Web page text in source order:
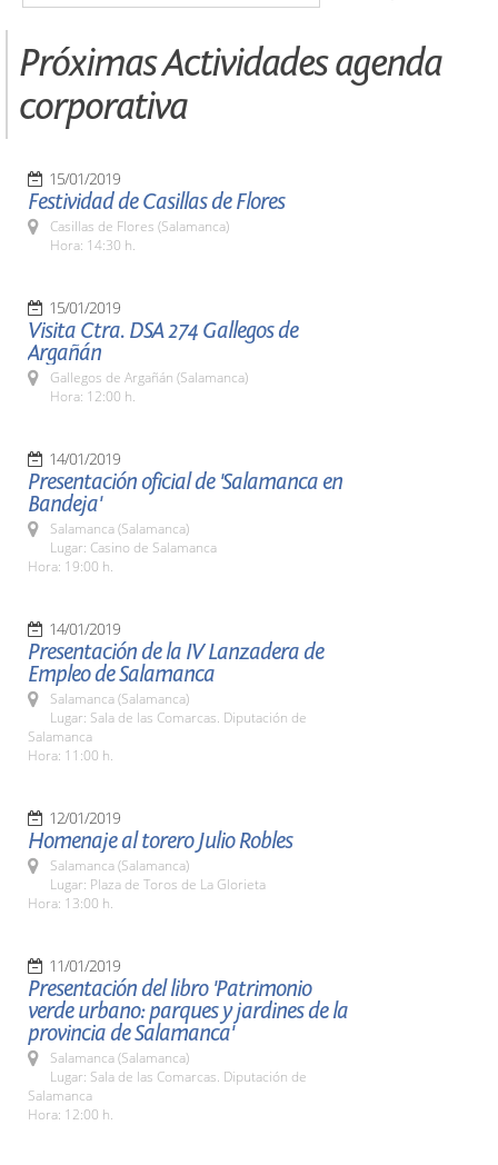
Próximas Actividades agenda
corporativa
15/01/2019
Festividad de Casillas de Flores
Casillas de Flores (Salamanca)
Hora: 14:30 h.
15/01/2019
Visita Ctra. DSA 274 Gallegos de
Argañán
Gallegos de Argañán (Salamanca)
Hora: 12:00 h.
14/01/2019
Presentación oficial de 'Salamanca en
Bandeja'
Salamanca (Salamanca)
Lugar: Casino de Salamanca
Hora: 19:00 h.
14/01/2019
Presentación de la IV Lanzadera de
Empleo de Salamanca
Salamanca (Salamanca)
Lugar: Sala de las Comarcas. Diputación de
Salamanca
Hora: 11:00 h.
12/01/2019
Homenaje al torero Julio Robles
Salamanca (Salamanca)
Lugar: Plaza de Toros de La Glorieta
Hora: 13:00 h.
11/01/2019
Presentación del libro 'Patrimonio
verde urbano: parques y jardines de la
provincia de Salamanca'
Salamanca (Salamanca)
Lugar: Sala de las Comarcas. Diputación de
Salamanca
Hora: 12:00 h.